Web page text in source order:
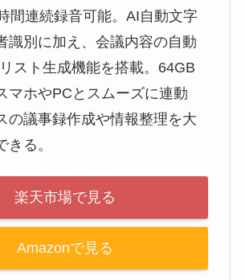
間連続録音可能。AI自動文字
識別に加え、会議内容の自動
スト生成機能を搭載。64GB
マホやPCとスムーズに連動
の議事録作成や情報整理を大
る。
楽天市場で見る
Amazonで見る